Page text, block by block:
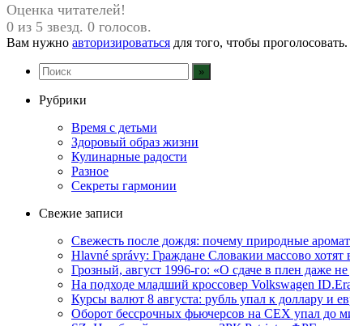
Оценка читателей!
0 из 5 звезд. 0 голосов.
Вам нужно авторизироваться для того, чтобы проголосовать.
Рубрики
Время с детьми
Здоровый образ жизни
Кулинарные радости
Разное
Секреты гармонии
Свежие записи
Свежесть после дождя: почему природные
Hlavné správy: Граждане Словакии массово хотят
Грозный, август 1996-го: «О сдаче в плен даже
На подходе младший кроссовер Volkswagen
Курсы валют 8 августа: рубль упал к доллару и
Оборот бессрочных фьючерсов на CEX упал до